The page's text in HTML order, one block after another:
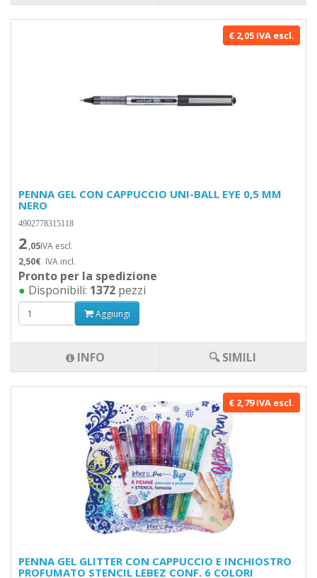
€ 2,05 IVA escl.
PENNA GEL CON CAPPUCCIO UNI-BALL EYE 0,5 MM
NERO
4902778315118
2,05IVA escl.
2,50€ IVA incl.
Pronto per la spedizione
● Disponibili: 1372 pezzi
Aggiungi
INFO 🔍 SIMILI
€ 2,79 IVA escl.
PENNA GEL GLITTER CON CAPPUCCIO E INCHIOSTRO
PROFUMATO STENCIL LEBEZ CONF. 6 COLORI